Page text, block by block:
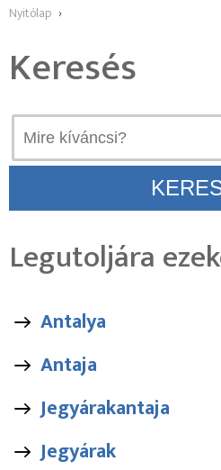
Nyitólap ›
Keresés
Legutoljára
Antalya
Antaja
Jegyárakantaja
Jegyárak